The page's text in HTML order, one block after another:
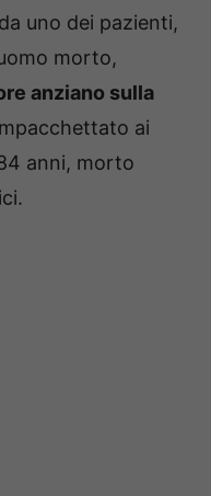
uno dei pazienti,
morto,
anziano sulla
ai
anni, morto